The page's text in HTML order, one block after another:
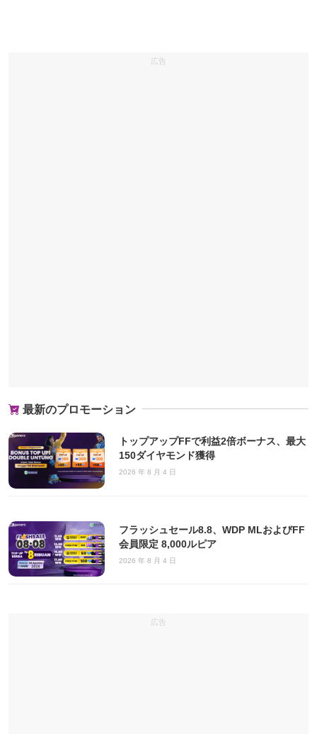
広告
最新のプロモーション
トップアップFFで利益2倍ボーナス、最大
150ダイヤモンド獲得
2026 年 8 月 4 日
フラッシュセール8.8、WDP MLおよびFF
会員限定 8,000ルピア
2026 年 8 月 4 日
広告